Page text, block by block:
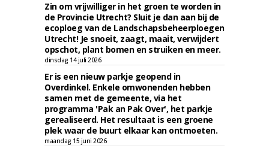
Zin om vrijwilliger in het groen te worden in
de Provincie Utrecht? Sluit je dan aan bij de
ecoploeg van de Landschapsbeheerploegen
Utrecht! Je snoeit, zaagt, maait, verwijdert
opschot, plant bomen en struiken en meer.
dinsdag 14 juli 2026
Er is een nieuw parkje geopend in
Overdinkel. Enkele omwonenden hebben
samen met de gemeente, via het
programma 'Pak an Pak Over', het parkje
gerealiseerd. Het resultaat is een groene
plek waar de buurt elkaar kan ontmoeten.
maandag 15 juni 2026